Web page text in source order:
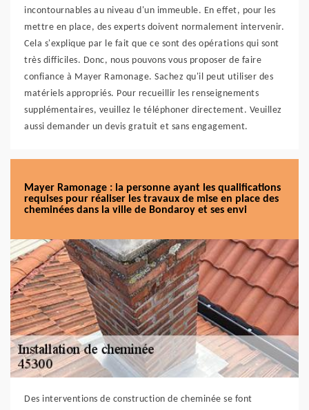
incontournables au niveau d'un immeuble. En effet, pour les
mettre en place, des experts doivent normalement intervenir.
Cela s'explique par le fait que ce sont des opérations qui sont
très difficiles. Donc, nous pouvons vous proposer de faire
confiance à Mayer Ramonage. Sachez qu'il peut utiliser des
matériels appropriés. Pour recueillir les renseignements
supplémentaires, veuillez le téléphoner directement. Veuillez
aussi demander un devis gratuit et sans engagement.
Mayer Ramonage : la personne ayant les qualifications
requises pour réaliser les travaux de mise en place des
cheminées dans la ville de Bondaroy et ses envi
Des interventions de construction de cheminée se font